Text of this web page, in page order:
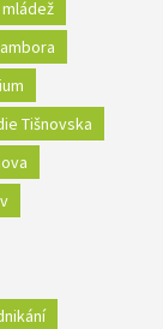
Tišnovska